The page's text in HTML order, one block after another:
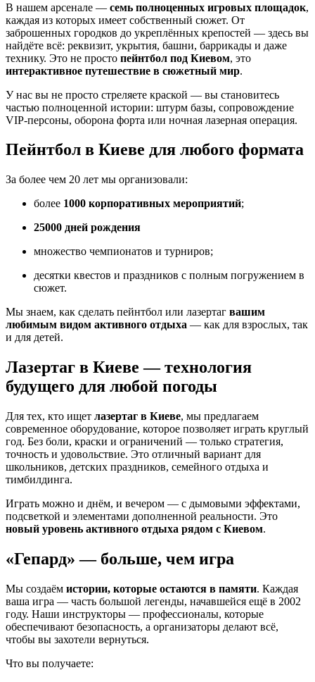
В нашем арсенале — семь полноценных игровых площадок,
каждая из которых имеет собственный сюжет. От
заброшенных городков до укреплённых крепостей — здесь вы
найдёте всё: реквизит, укрытия, башни, баррикады и даже
технику. Это не просто пейнтбол под Киевом, это
интерактивное путешествие в сюжетный мир.
У нас вы не просто стреляете краской — вы становитесь
частью полноценной истории: штурм базы, сопровождение
VIP-персоны, оборона форта или ночная лазерная операция.
Пейнтбол в Киеве для любого формата
За более чем 20 лет мы организовали:
более 1000 корпоративных мероприятий;
25000 дней рождения
множество чемпионатов и турниров;
десятки квестов и праздников с полным погружением в
сюжет.
Мы знаем, как сделать пейнтбол или лазертаг вашим
любимым видом активного отдыха — как для взрослых, так
и для детей.
Лазертаг в Киеве — технология
будущего для любой погоды
Для тех, кто ищет лазертаг в Киеве, мы предлагаем
современное оборудование, которое позволяет играть круглый
год. Без боли, краски и ограничений — только стратегия,
точность и удовольствие. Это отличный вариант для
школьников, детских праздников, семейного отдыха и
тимбилдинга.
Играть можно и днём, и вечером — с дымовыми эффектами,
подсветкой и элементами дополненной реальности. Это
новый уровень активного отдыха рядом с Киевом.
«Гепард» — больше, чем игра
Мы создаём истории, которые остаются в памяти. Каждая
ваша игра — часть большой легенды, начавшейся ещё в 2002
году. Наши инструкторы — профессионалы, которые
обеспечивают безопасность, а организаторы делают всё,
чтобы вы захотели вернуться.
Что вы получаете: